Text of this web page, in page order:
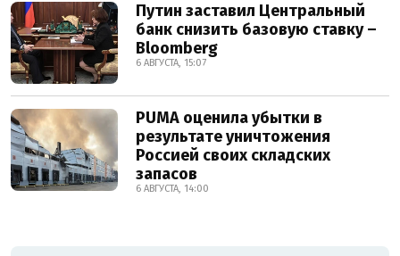
Путин заставил Центральный
банк снизить базовую ставку –
Bloomberg
6 АВГУСТА, 15:07
PUMA оценила убытки в
результате уничтожения
Россией своих складских
запасов
6 АВГУСТА, 14:00